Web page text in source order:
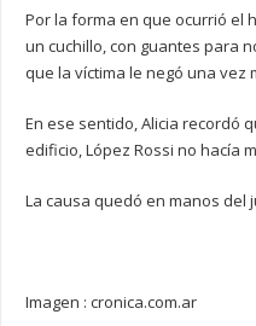
Por la forma en que ocurrió el
un cuchillo, con guantes para
que la víctima le negó una vez
En ese sentido, Alicia recordó
edificio, López Rossi no hacía
La causa quedó en manos del
Imagen : cronica.com.ar